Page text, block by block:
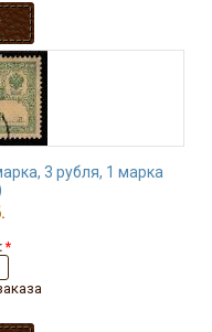
3 рубля, 1 марка
*